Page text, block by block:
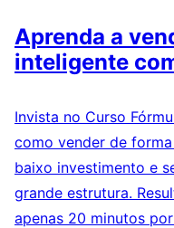
Aprenda a
inteligente
Invista no Curso
como vender de
baixo investimento e
grande estrutura.
apenas 20 minutos